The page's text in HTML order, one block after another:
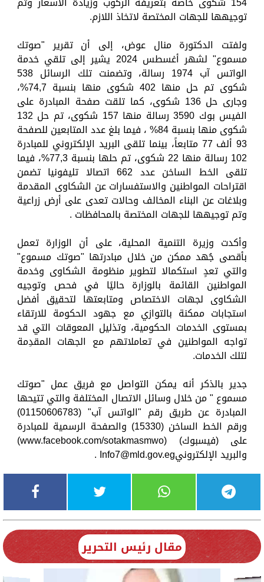
توجيهها للجهات المختصة لاتخاذ اللازم.
ولفتت الدكتورة منال عوض، إلى أن تقرير "صوتك
مسموع" لشهر أغسطس 2024 يشير إلى تلقي خدمة
الواتس آب 1974 رسالة، وتضمنت تلك الرسائل 538
شكوى تم حل منها 402 شكوى منها بنسبة 74,7%،
وجارى حل 136 شكوى، كما تلقت صفحة المبادرة على
الفيس بوك 3590 رسالة منها 157 شكوى، تم حل 132
شكوى منها بنسبة 84% ، فيما بلغ عدد المتابعين للصفحة
93 ألف 77 متابعاً، بينما تلقى البريد الإلكتروني للمبادرة
102 رسالة منها 22 شكوى، تم حلها بنسبة 77,3%، فيما
تلقى الخط الساخن عدد 662 اتصالا تليفونيا تضمن
اقتراحات المواطنين والاستفسارات عن الشكاوى المقدمة
وبلاغات عن البناء المخالف وحالات تعدى على أرض زراعية
وتم توجيهها للجهات المختصة بالمحافظات .
وأكدت وزيرة التنمية المحلية، على أن الوزارة تعمل
بأقصى جُهد ممكن من خلال مبادرتها "صوتك مسموع"
والتي تعدٍ استكمالا لتطوير منظومة الشكاوى وخدمة
المواطنين القائمة بالوزارة حاليًا في فحص وتوجيه
الشكاوى لجهات الاختصاص ومتابعتها لتحقيق أفضل
استجابات ممكنة بالتوازي مع جهود الحكومة للارتقاء
بمستوى الخدمات الحكومية، وتذليل المعوقات التي قد
تواجه المواطنين في تعاملاتهم مع الجهات المقدِمة
لتلك الخدمات.
جدير بالذكر أنه يمكن التواصل مع فريق عمل "صوتك
مسموع " من خلال وسائل الاتصال المختلفة والتي تتيحها
المبادرة عن طريق رقم "الواتس آب" (01150606783)
ورقم الخط الساخن (15330) والصفحة الرسمية للمبادرة
على (فيسبوك) (www.facebook.com/sotakmasmwo)
والبريد الإلكترونيInfo7@mld.gov.eg
.
مقال رئيس التحرير